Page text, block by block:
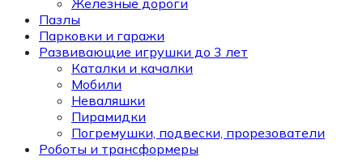
Пазлы
Парковки и гаражи
Развивающие игрушки до 3 лет
Каталки и качалки
Мобили
Неваляшки
Пирамидки
Погремушки, подвески, прорезователи
Роботы и трансформеры